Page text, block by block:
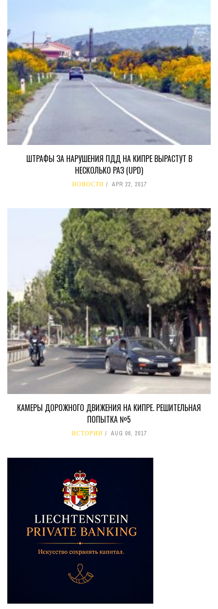
ШТРАФЫ ЗА НАРУШЕНИЯ ПДД НА КИПРЕ ВЫРАСТУТ В
НЕСКОЛЬКО РАЗ (UPD)
НОВОСТИ APR 22, 2017
КАМЕРЫ ДОРОЖНОГО ДВИЖЕНИЯ НА КИПРЕ. РЕШИТЕЛЬНАЯ
ПОПЫТКА №5
ИСТОРИИ AUG 06, 2017